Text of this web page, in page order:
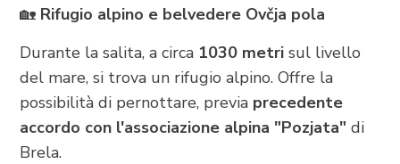
🏡 Rifugio alpino e belvedere Ovčja pola
Durante la salita, a circa 1030 metri sul livello
del mare, si trova un rifugio alpino. Offre la
possibilità di pernottare, previa precedente
accordo con l'associazione alpina "Pozjata" di
Brela.